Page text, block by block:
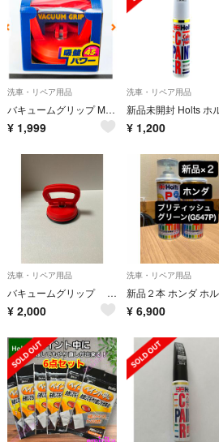
洗車・リペア用品
バキュームグリップ MH-3951
¥ 1,999
洗車・リペア用品
¥ 1,200
洗車・リペア用品
バキュームグリップ （車凹み直し吸盤）
¥ 2,000
洗車・リペア用品
¥ 6,900